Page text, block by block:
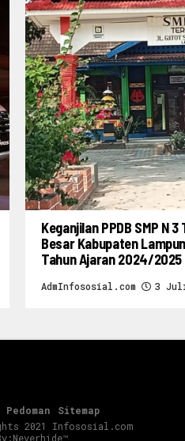
Keganjilan PPDB SMP N
Besar Kabupaten
Tahun Ajaran 2024/2025
AdmInfososial.com 3
Pedoman
Sitemap
2021 Infososial.com
Neverhide™